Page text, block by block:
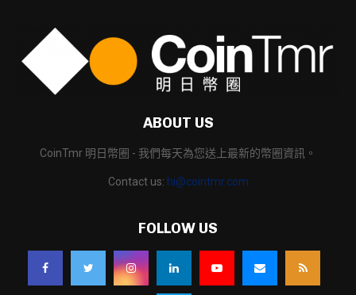
ABOUT US
CoinTmr 明日幣圈 - 我們每天為您送上最新的幣圈資訊。
Contact us: hi@cointmr.com
FOLLOW US